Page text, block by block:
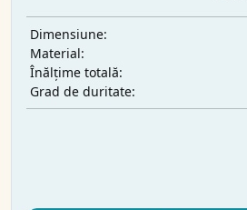
Dimensiune:
Material:
Înălțime totală:
Grad de duritate: